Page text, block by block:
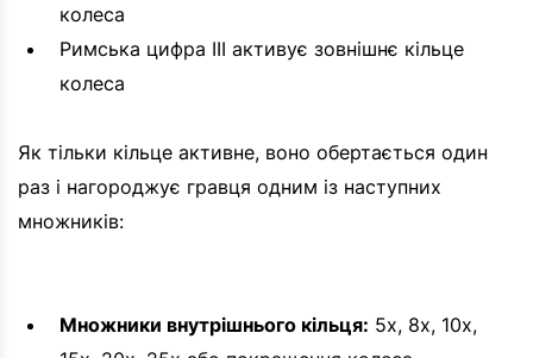
колеса
Римська цифра III активує зовнішнє кільце
колеса
Як тільки кільце активне, воно обертається один
раз і нагороджує гравця одним із наступних
множників:
Множники внутрішнього кільця: 5x, 8x, 10x,